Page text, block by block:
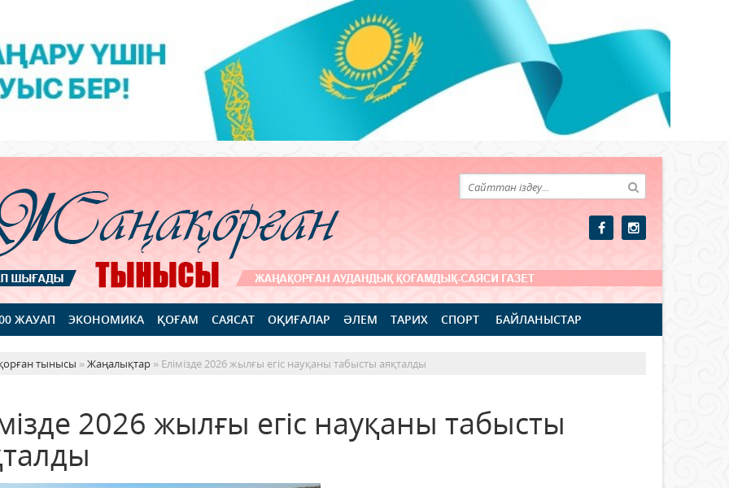
ЖАУАП ЭКОНОМИКА ҚОҒАМ САЯСАТ ОҚИҒАЛАР ӘЛЕМ ТАРИХ СПОРТ БАЙЛАНЫСТАР
тынысы »Жаңалықтар » Елімізде 2026 жылғы егіс науқаны табысты аяқталды
2026 жылғы егіс науқаны табысты